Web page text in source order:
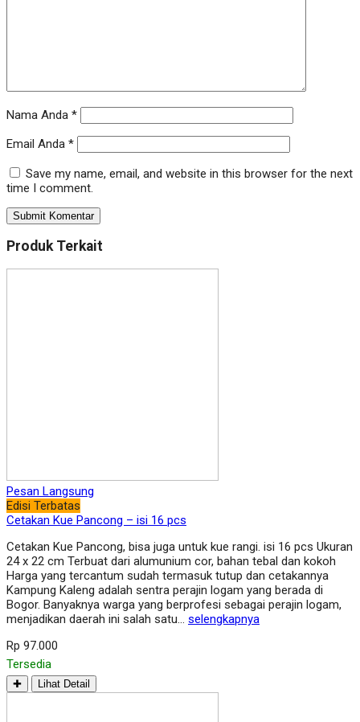
Nama Anda *
Email Anda *
Save my name, email, and website in this browser for the next
time I comment.
Produk Terkait
Pesan Langsung
Edisi Terbatas
Cetakan Kue Pancong – isi 16 pcs
Cetakan Kue Pancong, bisa juga untuk kue rangi. isi 16 pcs Ukuran
24 x 22 cm Terbuat dari alumunium cor, bahan tebal dan kokoh
Harga yang tercantum sudah termasuk tutup dan cetakannya
Kampung Kaleng adalah sentra perajin logam yang berada di
Bogor. Banyaknya warga yang berprofesi sebagai perajin logam,
menjadikan daerah ini salah satu… selengkapnya
Rp 97.000
Tersedia
✚ Lihat Detail